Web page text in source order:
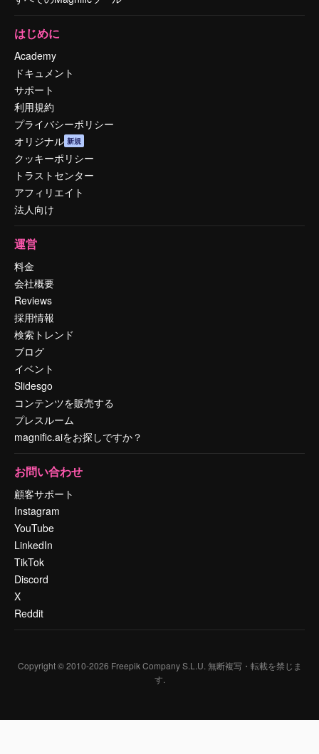
はじめに
Academy
ドキュメント
サポート
利用規約
プライバシーポリシー
オリジナル 新規
クッキーポリシー
トラストセンター
アフィリエイト
法人向け
運営
料金
会社概要
Reviews
採用情報
検索トレンド
ブログ
イベント
Slidesgo
コンテンツを販売する
プレスルーム
magnific.aiをお探しですか？
お問い合わせ
顧客サポート
Instagram
YouTube
LinkedIn
TikTok
Discord
X
Reddit
Copyright © 2010-2026 Freepik Company S.L.U. 無断複写・転載を禁じま
す.